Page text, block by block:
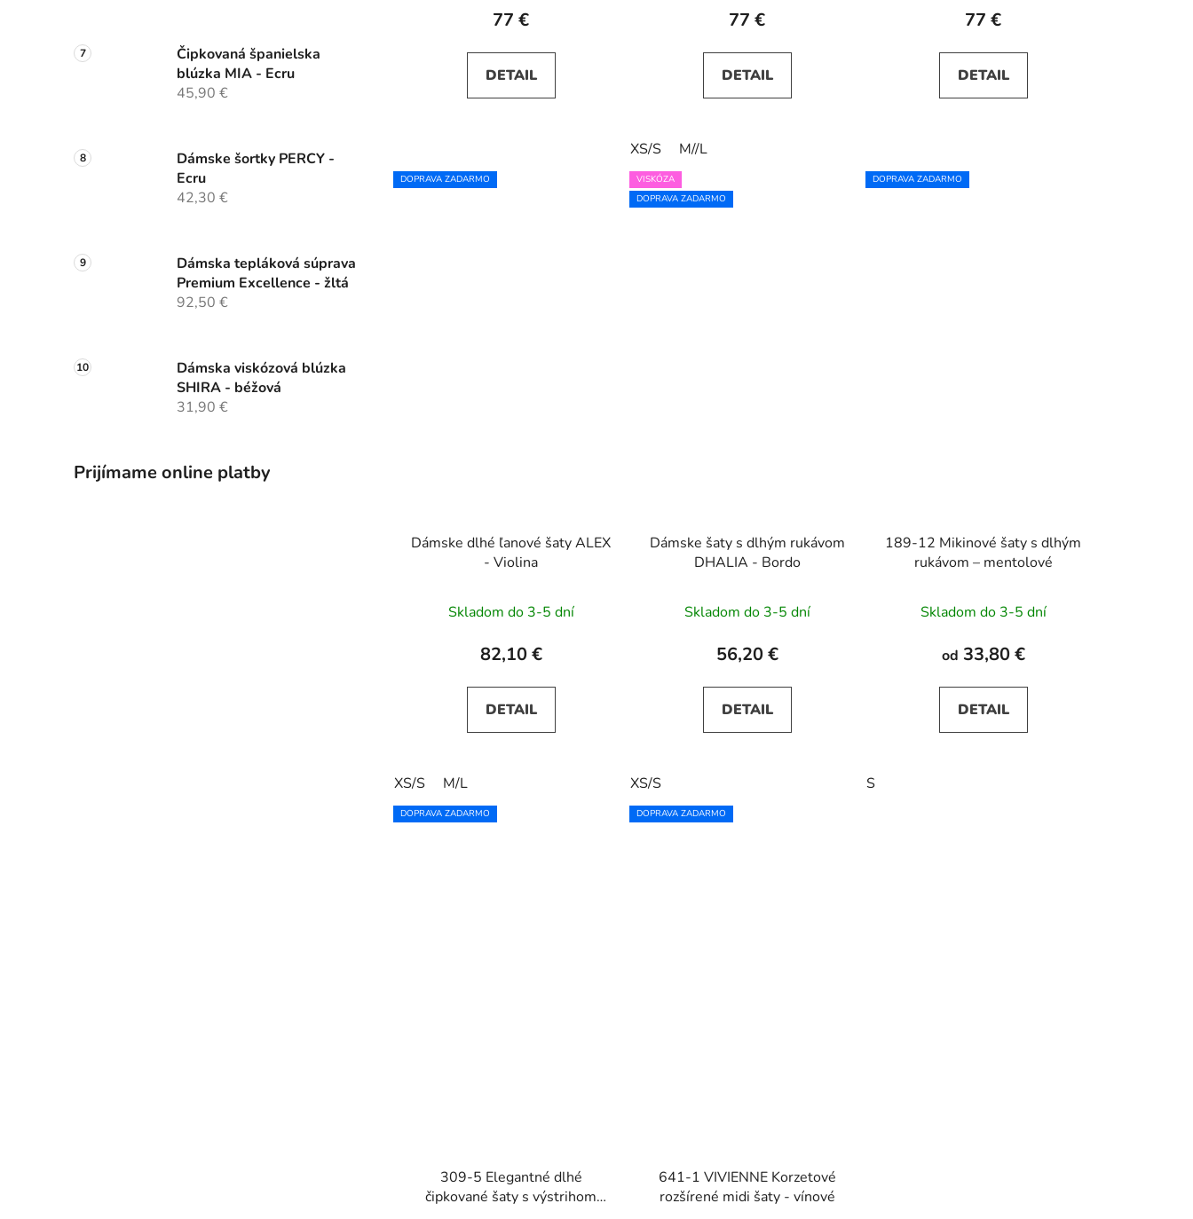
Čipkovaná španielska
blúzka MIA - Ecru
45,90 €
Dámske šortky PERCY -
Ecru
42,30 €
Dámska tepláková súprava
Premium Excellence - žltá
92,50 €
Dámska viskózová blúzka
SHIRA - béžová
31,90 €
Prijímame online platby
77 €
DETAIL
77 €
DETAIL
XS/S M//L
77 €
DETAIL
DOPRAVA ZADARMO
Dámske dlhé ľanové šaty ALEX
- Violina
Skladom do 3-5 dní
82,10 €
DETAIL
XS/S M/L
VISKÓZA
DOPRAVA ZADARMO
Dámske šaty s dlhým rukávom
DHALIA - Bordo
Skladom do 3-5 dní
56,20 €
DETAIL
XS/S
DOPRAVA ZADARMO
189-12 Mikinové šaty s dlhým
rukávom – mentolové
Skladom do 3-5 dní
od 33,80 €
DETAIL
S
DOPRAVA ZADARMO
309-5 Elegantné dlhé
čipkované šaty s výstrihom
DOPRAVA ZADARMO
641-1 VIVIENNE Korzetové
rozšírené midi šaty - vínové